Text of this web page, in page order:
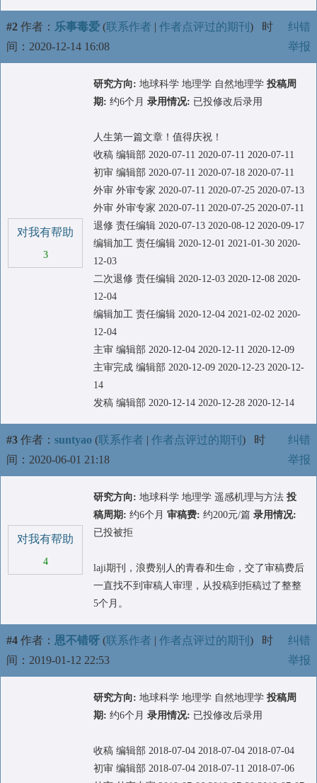
#2 作者： 乐事毒爱 (联系作者 | 作者点评过的期刊 ) 时
间：2020-12-14 16:08
纠错
举报
对我有帮助
3
研究方向: 地球科学 地理学 自然地理学 投稿周
期: 约6个月 录用情况: 已投修改后录用
人生第一篇文章！值得庆祝！
收稿 编辑部 2020-07-11 2020-07-11 2020-07-11
初审 编辑部 2020-07-11 2020-07-18 2020-07-11
外审 外审专家 2020-07-11 2020-07-25 2020-07-13
外审 外审专家 2020-07-11 2020-07-25 2020-07-11
退修 责任编辑 2020-07-13 2020-08-12 2020-09-17
编辑加工 责任编辑 2020-12-01 2021-01-30 2020-
12-03
二次退修 责任编辑 2020-12-03 2020-12-08 2020-
12-04
编辑加工 责任编辑 2020-12-04 2021-02-02 2020-
12-04
主审 编辑部 2020-12-04 2020-12-11 2020-12-09
主审完成 编辑部 2020-12-09 2020-12-23 2020-12-
14
发稿 编辑部 2020-12-14 2020-12-28 2020-12-14
#3 作者： suntyao (联系作者 | 作者点评过的期刊 ) 时
间：2020-06-01 21:18
纠错
举报
对我有帮助
4
研究方向: 地球科学 地理学 遥感机理与方法 投
稿周期: 约6个月 审稿费: 约200元/篇 录用情况:
已投被拒
laji期刊，浪费别人的青春和生命，交了审稿费后
一直找不到审稿人审理，从投稿到拒稿过了整整
5个月。
#4 作者： 恩不错呀 (联系作者 | 作者点评过的期刊 ) 时
间：2019-01-12 22:53
纠错
举报
研究方向: 地球科学 地理学 自然地理学 投稿周
期: 约6个月 录用情况: 已投修改后录用
收稿 编辑部 2018-07-04 2018-07-04 2018-07-04
初审 编辑部 2018-07-04 2018-07-11 2018-07-06